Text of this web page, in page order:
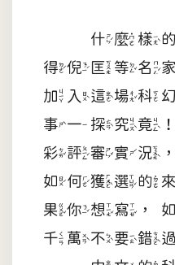
什麼樣的
得倪匡等名
加入這場科
事一探究竟
彩評審實況
如何獲選的
果你想寫，
千萬不要錯